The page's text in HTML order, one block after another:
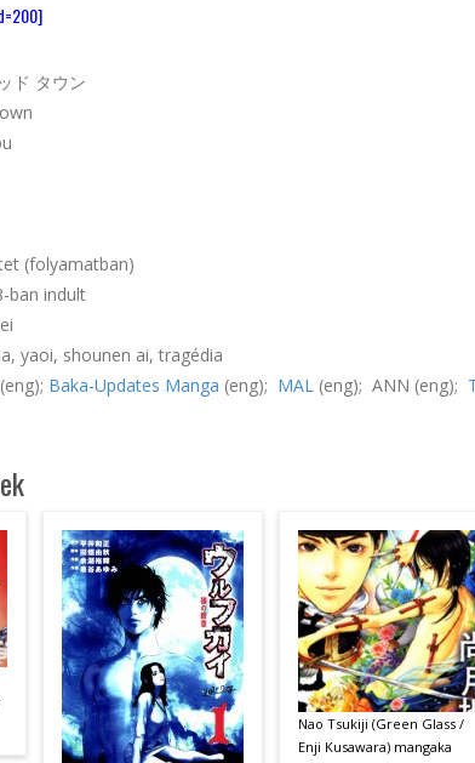
ド タウン
(folyamatban)
ban indult
yaoi, shounen ai, tragédia
Baka-Updates Manga (eng); MAL (eng); ANN (eng);
Nao Tsukiji (Green Glass /
Enji Kusawara) mangaka